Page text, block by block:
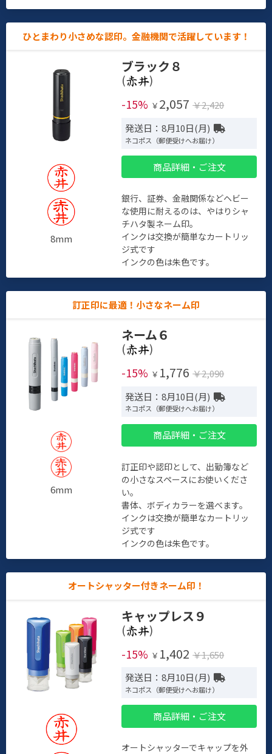
ひとまわり小さめな認印。金融機関で活躍しています！
8mm
ブラック８
(
)
-15% ￥ 2,057 ￥2,420
発送日：8月10日(月)
ネコポス（郵便受けへお届け）
商品詳細・ご注文
銀行、証券、金融関係などヘビー
な使用に耐えるのは、やはりシャ
チハタ製ネーム印。
インクは交換が簡単なカートリッ
ジ式です
インクの色は朱色です。
訂正印に最適！小さなネーム印
6mm
ネーム６
(
)
-15% ￥ 1,776 ￥2,090
発送日：8月10日(月)
ネコポス（郵便受けへお届け）
商品詳細・ご注文
訂正印や認印として、出勤簿など
の小さなスペースにお使いくださ
い。
書体、ボディカラーを選べます。
インクは交換が簡単なカートリッ
ジ式です
インクの色は朱色です。
オートシャッター付きネーム印！
キャップレス９
(
)
-15% ￥ 1,402 ￥1,650
発送日：8月10日(月)
ネコポス（郵便受けへお届け）
商品詳細・ご注文
オートシャッターでキャップを外